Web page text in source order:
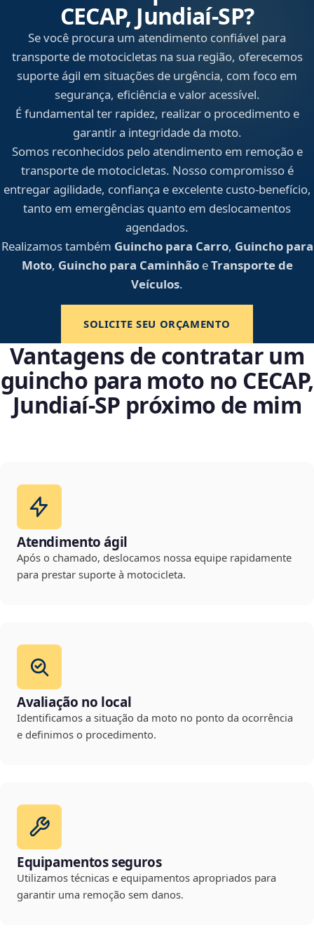
CECAP, Jundiaí‑SP?
Se você procura um atendimento confiável para
transporte de motocicletas na sua região, oferecemos
suporte ágil em situações de urgência, com foco em
segurança, eficiência e valor acessível.
É fundamental ter rapidez, realizar o procedimento e
garantir a integridade da moto.
Somos reconhecidos pelo atendimento em remoção e
transporte de motocicletas. Nosso compromisso é
entregar agilidade, confiança e excelente custo-benefício,
tanto em emergências quanto em deslocamentos
agendados.
Realizamos também Guincho para Carro, Guincho para
Moto, Guincho para CaminhãoeTransporte de
Veículos.
SOLICITE SEU ORÇAMENTO
Vantagens de contratar um
guincho para moto no CECAP,
Jundiaí‑SP próximo de mim
Atendimento ágil
Após o chamado, deslocamos nossa equipe rapidamente
para prestar suporte à motocicleta.
Avaliação no local
Identificamos a situação da moto no ponto da ocorrência
e definimos o procedimento.
Equipamentos seguros
Utilizamos técnicas e equipamentos apropriados para
garantir uma remoção sem danos.